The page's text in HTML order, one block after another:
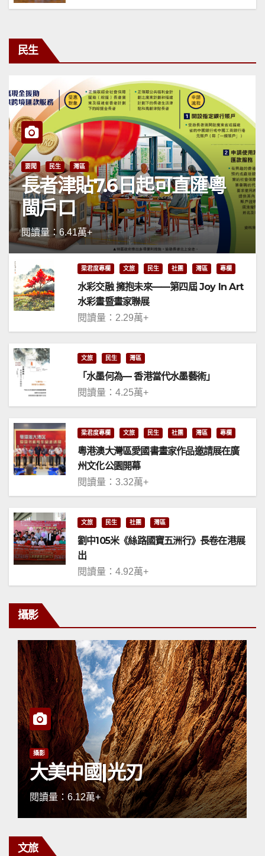
民生
要聞 民生 灣區
長者津貼7.6日起可直匯粵
閩戶口
閱讀量：6.41萬+
梁君度專欄 文旅 民生 社團 灣區 專欄
水彩交融 擁抱未來——第四屆 Joy In Art
水彩畫暨畫家聯展
閱讀量：2.29萬+
文旅 民生 灣區
「水墨何為— 香港當代水墨藝術」
閱讀量：4.25萬+
梁君度專欄 文旅 民生 社團 灣區 專欄
粵港澳大灣區愛國書畫家作品邀請展在廣
州文化公園開幕
閱讀量：3.32萬+
文旅 民生 社團 灣區
劉中105米《絲路國寶五洲行》長卷在港展
出
閱讀量：4.92萬+
攝影
攝影
大美中國|光刃
閱讀量：6.12萬+
文旅